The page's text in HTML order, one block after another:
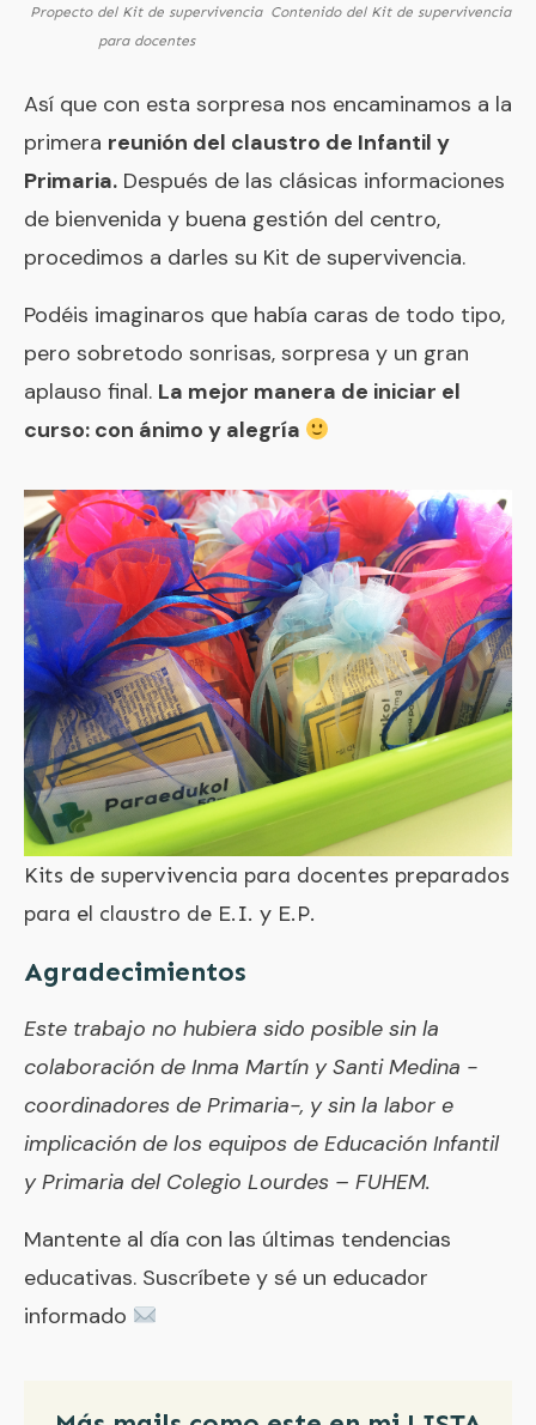
Propecto del Kit de supervivencia
para docentes
Contenido del Kit de supervivencia
Así que con esta sorpresa nos encaminamos a la
primera reunión del claustro de Infantil y
Primaria. Después de las clásicas informaciones
de bienvenida y buena gestión del centro,
procedimos a darles su Kit de supervivencia.
Podéis imaginaros que había caras de todo tipo,
pero sobretodo sonrisas, sorpresa y un gran
aplauso final. La mejor manera de iniciar el
curso: con ánimo y alegría
Kits de supervivencia para docentes preparados
para el claustro de E.I. y E.P.
Agradecimientos
Este trabajo no hubiera sido posible sin la
colaboración de Inma Martín y Santi Medina -
coordinadores de Primaria-, y sin la labor e
implicación de los equipos de Educación Infantil
y Primaria del Colegio Lourdes – FUHEM.
Mantente al día con las últimas tendencias
educativas. Suscríbete y sé un educador
informado